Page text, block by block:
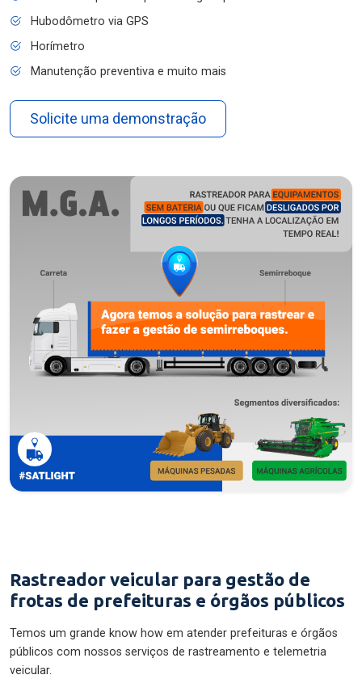
Hubodômetro via GPS
Horímetro
Manutenção preventiva e muito mais
Solicite uma demonstração
Rastreador veicular para gestão de
frotas de prefeituras e órgãos públicos
Temos um grande know how em atender prefeituras e órgãos
públicos com nossos serviços de rastreamento e telemetria
veicular.